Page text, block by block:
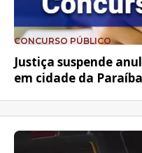
CONCURSO PÚBLICO
Justiça suspende
em cidade da